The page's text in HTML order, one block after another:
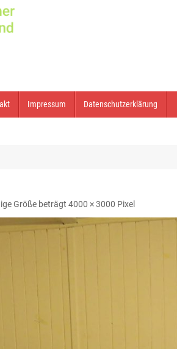
Impressum Datenschutzerklärung
Größe beträgt4000 × 3000 Pixel